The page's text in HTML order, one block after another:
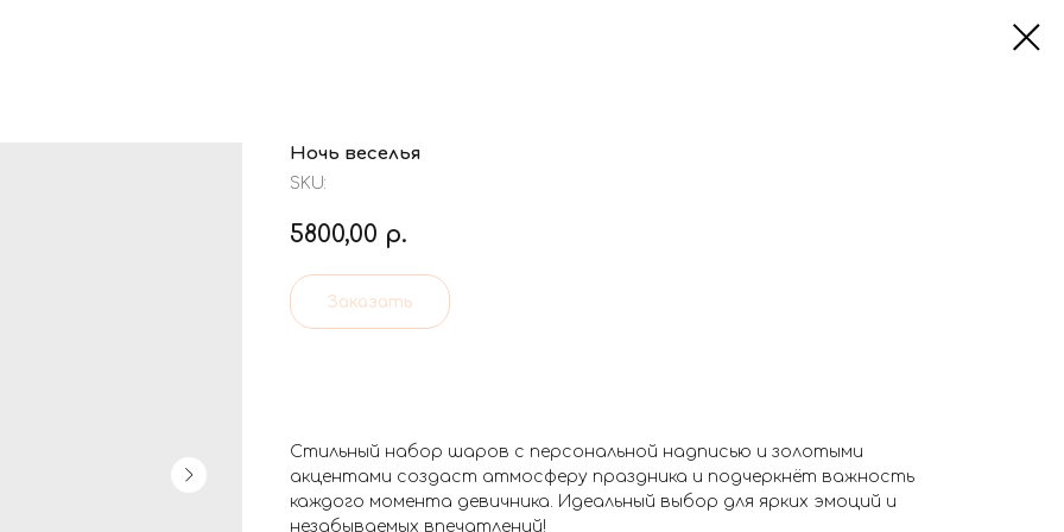
Ночь веселья
SKU:
5800,00 р.
Заказать
Стильный набор шаров с персональной надписью и золотыми
акцентами создаст атмосферу праздника и подчеркнёт важность
каждого момента девичника. Идеальный выбор для ярких эмоций и
незабываемых впечатлений!